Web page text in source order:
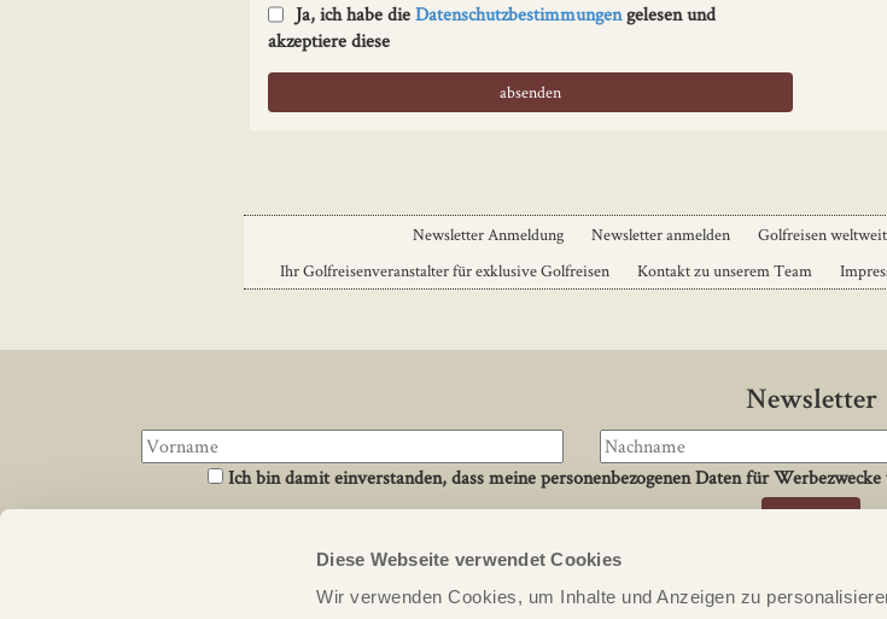
Diese Webseite verwendet Cookies
Wir verwenden Cookies, um Inhalte und Anzeigen zu
Ja, ich habe dieDatenschutzbestimmungengelesen und
akzeptiere diese
Newsletter Anmeldung Newsletter anmelden Golfreisen weltweit
Ihr Golfreisenveranstalter für exklusive Golfreisen
Kontakt zu unserem Team
Newsletter
Ich bin damit einverstanden, dass meine personenbezogenen Daten für
Links